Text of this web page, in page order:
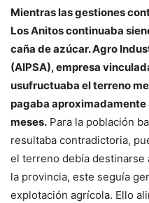
Mientras las gestiones
Los Anitos continuaba
caña de azúcar. Agro
(AIPSA), empresa
usufructuaba el terreno
pagaba aproximadamente
meses. Para la población
resultaba contradictoria,
el terreno debía destinarse
la provincia, este seguía
explotación agrícola. Ello